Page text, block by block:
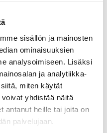
sisällön ja mainosten
ominaisuuksien
analysoimiseen. Lisäksi
ja analytiikka-
miten käytät
yhdistää näitä
antanut heille tai joita on
palvelujaan.
Perusliput 15
kilpailuissa